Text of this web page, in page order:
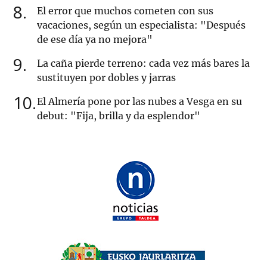
8
El error que muchos cometen con sus
vacaciones, según un especialista: "Después
de ese día ya no mejora"
9
La caña pierde terreno: cada vez más bares la
sustituyen por dobles y jarras
10 El Almería pone por las nubes a Vesga en su
debut: "Fija, brilla y da esplendor"